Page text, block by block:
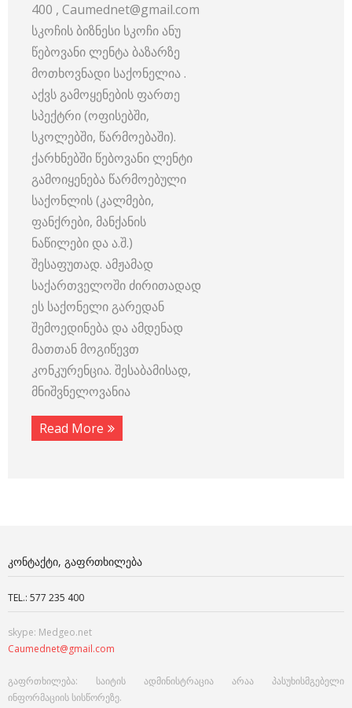
400 , Сaumednet@gmail.com
სკოჩის ბიზნესი სკოჩი ანუ
წებოვანი ლენტა ბაზარზე
მოთხოვნადი საქონელია .
აქვს გამოყენების ფართე
სპექტრი (ოფისებში,
სკოლებში, წარმოებაში).
ქარხნებში წებოვანი ლენტი
გამოიყენება წარმოებული
საქონლის (კალმები,
ფანქრები, მანქანის
ნაწილები და ა.შ.)
შესაფუთად. ამჟამად
საქართველოში ძირითადად
ეს საქონელი გარედან
შემოედინება და ამდენად
მათთან მოგიწევთ
კონკურენცია. შესაბამისად,
მნიშვნელოვანია
Read More
ᲙᲝᲜᲢᲐᲥᲢᲘ, ᲒᲐᲤᲠᲗᲮᲘᲚᲔᲑᲐ
TEL.: 577 235 400
skype: Medgeo.net
Caumednet@gmail.com
გაფრთხილება: საიტის ადმინისტრაცია არაა პასუხისმგებელი
ინფორმაციის სისწორეზე.